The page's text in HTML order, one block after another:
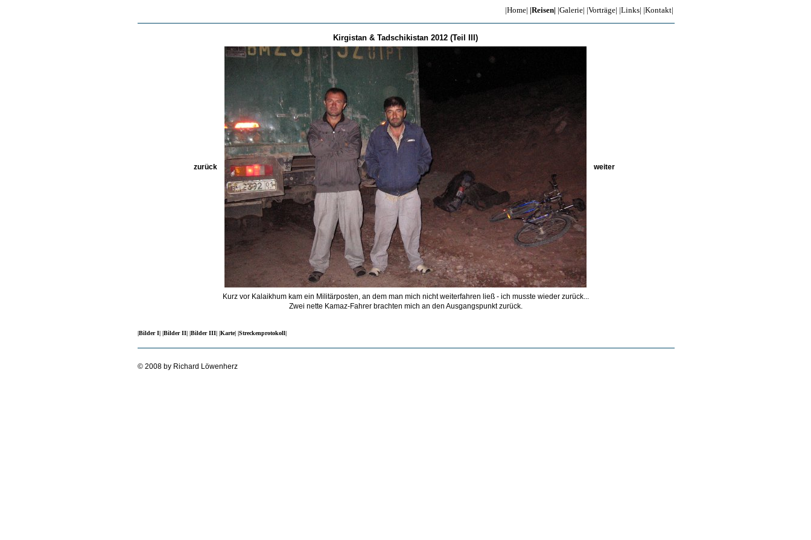
|Home| |Reisen| |Galerie| |Vorträge| |Links| |Kontakt|
Kirgistan & Tadschikistan 2012 (Teil III)
zurück weiter
Kurz vor Kalaikhum kam ein Militärposten, an dem man mich nicht weiterfahren ließ - ich musste wieder zurück...
Zwei nette Kamaz-Fahrer brachten mich an den Ausgangspunkt zurück.
|Bilder I| |Bilder II| |Bilder III| |Karte| |Streckenprotokoll|
© 2008 by Richard Löwenherz